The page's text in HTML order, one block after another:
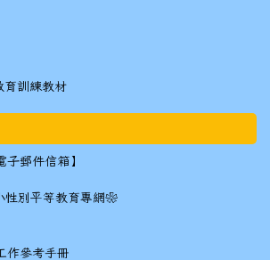
育訓練教材
子郵件信箱】
性別平等教育專網❀
作參考手冊